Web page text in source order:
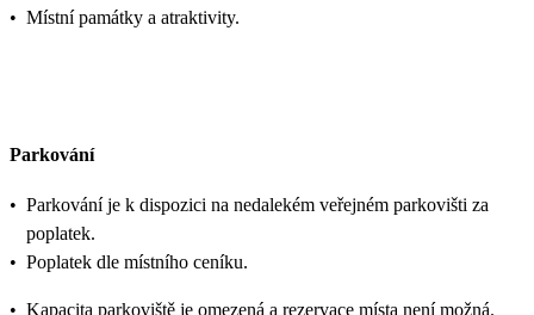
• Místní památky a atraktivity.
Parkování
• Parkování je k dispozici na nedalekém veřejném parkovišti za
poplatek.
• Poplatek dle místního ceníku.
• Kapacita parkoviště je omezená a rezervace místa není možná.